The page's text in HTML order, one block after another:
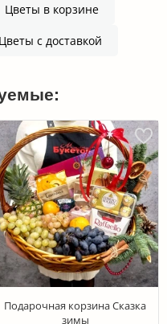
Цветы в корзине
Цветы с доставкой
Подарочная корзина Сказка
зимы